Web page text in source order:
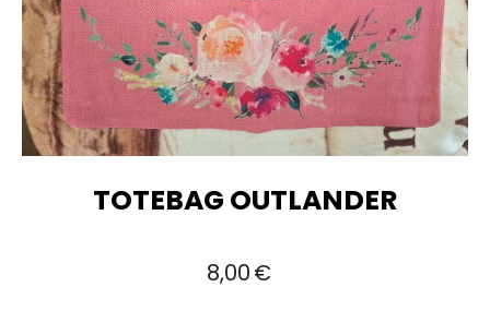
TOTEBAG OUTLANDER
8,00€